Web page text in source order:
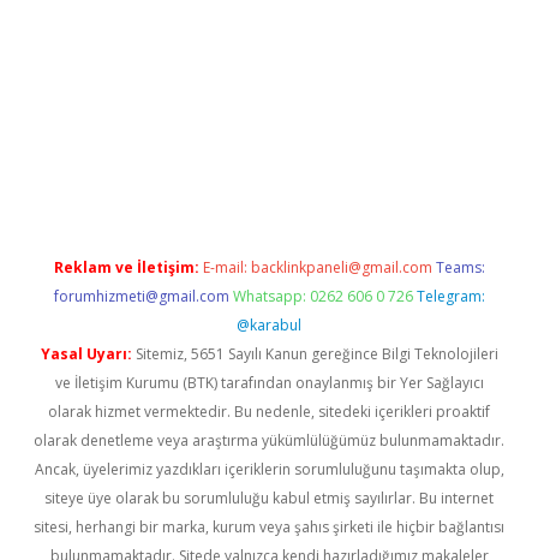
Reklam ve İletişim: E-mail: backlinkpaneli@gmail.com Teams:
forumhizmeti@gmail.com Whatsapp: 0262 606 0 726 Telegram:
@karabul
Yasal Uyarı: Sitemiz, 5651 Sayılı Kanun gereğince Bilgi Teknolojileri
ve İletişim Kurumu (BTK) tarafından onaylanmış bir Yer Sağlayıcı
olarak hizmet vermektedir. Bu nedenle, sitedeki içerikleri proaktif
olarak denetleme veya araştırma yükümlülüğümüz bulunmamaktadır.
Ancak, üyelerimiz yazdıkları içeriklerin sorumluluğunu taşımakta olup,
siteye üye olarak bu sorumluluğu kabul etmiş sayılırlar. Bu internet
sitesi, herhangi bir marka, kurum veya şahıs şirketi ile hiçbir bağlantısı
bulunmamaktadır. Sitede yalnızca kendi hazırladığımız makaleler